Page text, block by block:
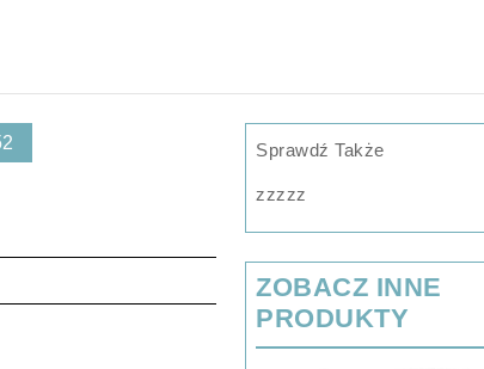
Sprawdź Także
zzzzz
ZOBACZ INNE
PRODUKTY